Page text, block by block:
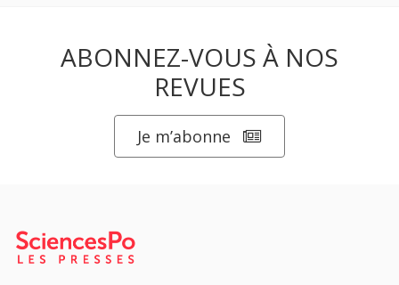
ABONNEZ-VOUS À NOS
REVUES
Je m’abonne